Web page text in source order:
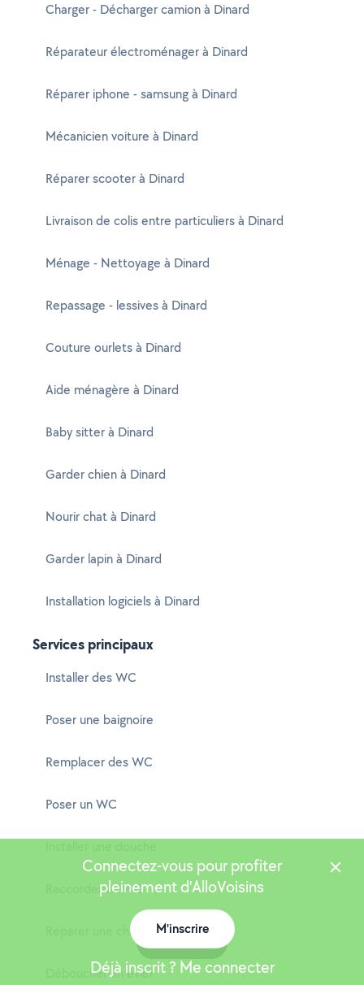
Charger - Décharger camion à Dinard
Réparateur électroménager à Dinard
Réparer iphone - samsung à Dinard
Mécanicien voiture à Dinard
Réparer scooter à Dinard
Livraison de colis entre particuliers à Dinard
Ménage - Nettoyage à Dinard
Repassage - lessives à Dinard
Couture ourlets à Dinard
Aide ménagère à Dinard
Baby sitter à Dinard
Garder chien à Dinard
Nourir chat à Dinard
Garder lapin à Dinard
Installation logiciels à Dinard
Services principaux
Installer des WC
Poser une baignoire
Remplacer des WC
Poser un WC
Raccorder un WC
Réparer une chasse d'eau
Déboucher un évier
Connectez-vous pour profiter
pleinement d'AlloVoisins
M'inscrire
Déjà inscrit ? Me connecter